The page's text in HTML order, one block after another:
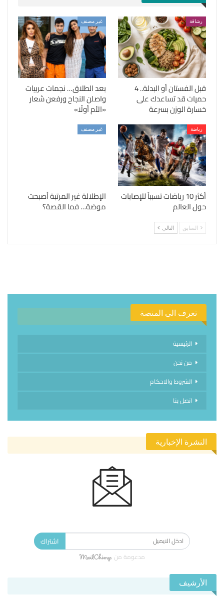
رشاقة
قبل الفستان أو البدلة.. 4
حميات قد تساعدك على
خسارة الوزن بسرعة
غير مصنف
بعد الطلاق… نجمات عربيات
واصلن النجاح ورفعن شعار
«الأم أولًا»
رياضة
أكثر 10 رياضات تسبباً للإصابات
حول العالم
غير مصنف
الإطلالة غير المرتبة أصبحت
موضة… فما القصة؟
السابق التالي
تعرف الى المنصة
الرئيسية
من نحن
الشروط والاحكام
اتصل بنا
النشرة الإخبارية
اشتراك
مدعومة من
الأرشيف